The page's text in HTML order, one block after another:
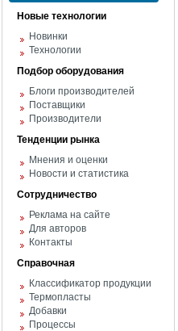
Новые технологии
Новинки
Технологии
Подбор оборудования
Блоги производителей
Поставщики
Производители
Тенденции рынка
Мнения и оценки
Новости и статистика
Сотрудничество
Реклама на сайте
Для авторов
Контакты
Справочная
Классификатор продукции
Термопласты
Добавки
Процессы